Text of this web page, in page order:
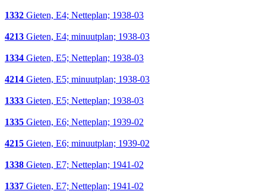
1332 Gieten, E4; Netteplan; 1938-03
4213 Gieten, E4; minuutplan; 1938-03
1334 Gieten, E5; Netteplan; 1938-03
4214 Gieten, E5; minuutplan; 1938-03
1333 Gieten, E5; Netteplan; 1938-03
1335 Gieten, E6; Netteplan; 1939-02
4215 Gieten, E6; minuutplan; 1939-02
1338 Gieten, E7; Netteplan; 1941-02
1337 Gieten, E7; Netteplan; 1941-02